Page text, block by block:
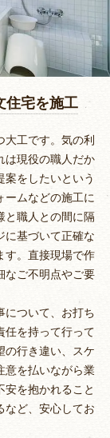
住宅を施工
大工です。気の利
は現役の職人だか
をしたいという
ームなどの施工に
と職人との間に隔
に基づいて正確な
す。直接現場で作
なご不明点やご要
について、お打ち
任を持って行って
の行き違い、スケ
意を払いながら業
を抱かれること
など、安心してお